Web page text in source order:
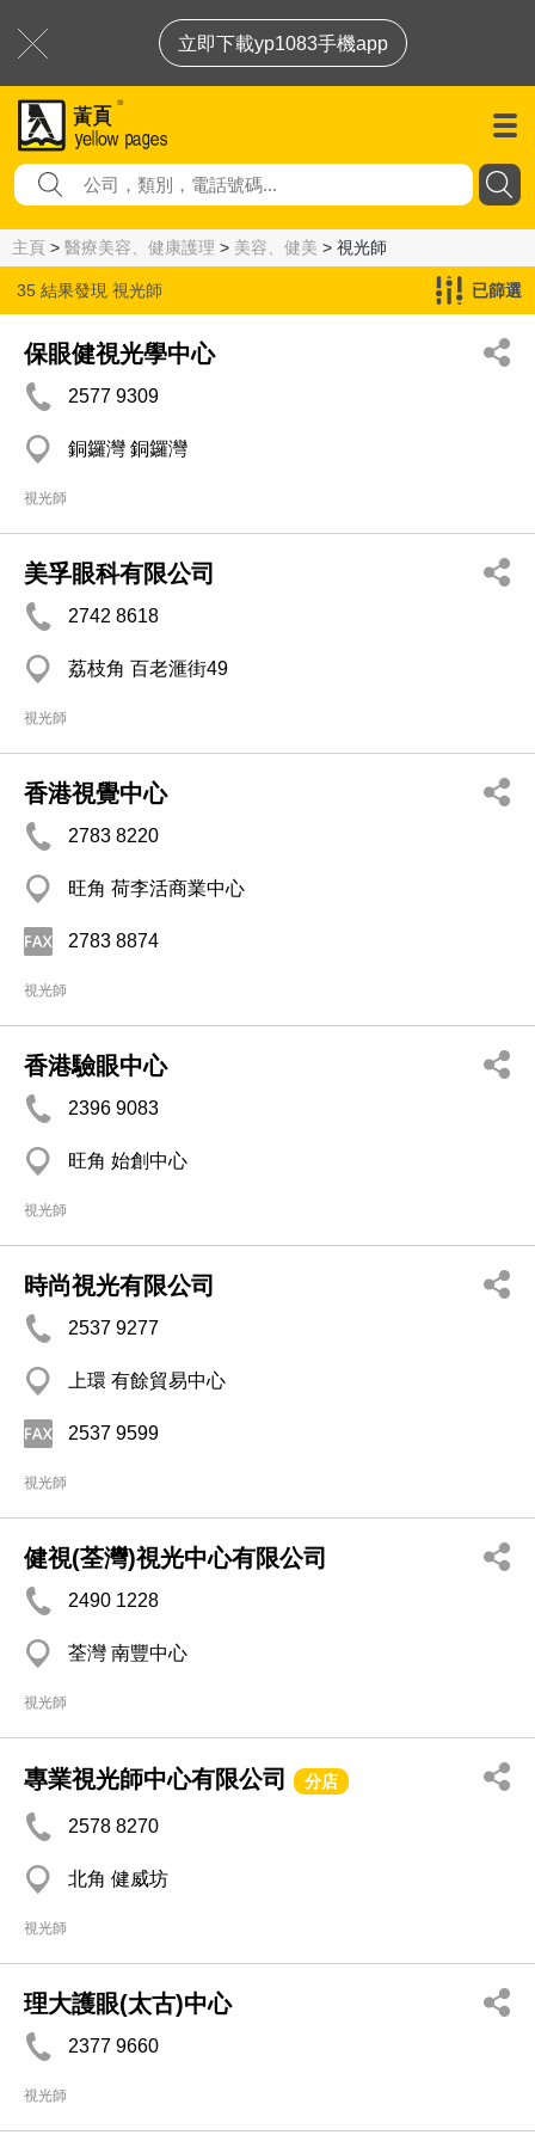
立即下載yp1083手機app
主頁 > 醫療美容、健康護理 > 美容、健美 > 視光師
35 結果發現 視光師 已篩選
保眼健視光學中心
2577 9309
銅鑼灣 銅鑼灣
視光師
美孚眼科有限公司
2742 8618
荔枝角 百老滙街49
視光師
香港視覺中心
2783 8220
旺角 荷李活商業中心
2783 8874
視光師
香港驗眼中心
2396 9083
旺角 始創中心
視光師
時尚視光有限公司
2537 9277
上環 有餘貿易中心
2537 9599
視光師
健視(荃灣)視光中心有限公司
2490 1228
荃灣 南豐中心
視光師
專業視光師中心有限公司 分店
2578 8270
北角 健威坊
視光師
理大護眼(太古)中心
2377 9660
視光師